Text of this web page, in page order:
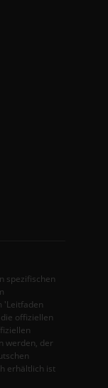
spezifischen
'Leitfaden
offiziellen
werden, der
erhältlich ist